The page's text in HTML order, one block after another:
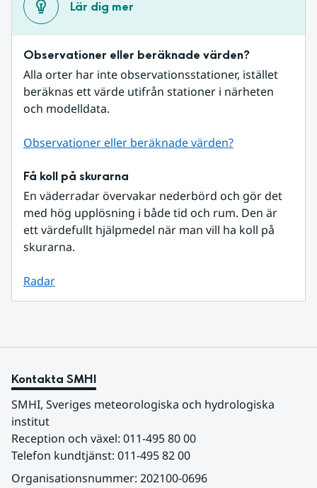
Lär dig mer
Observationer eller beräknade värden?
Alla orter har inte observationsstationer, istället
beräknas ett värde utifrån stationer i närheten
och modelldata.
Observationer eller beräknade värden?
Få koll på skurarna
En väderradar övervakar nederbörd och gör det
med hög upplösning i både tid och rum. Den är
ett värdefullt hjälpmedel när man vill ha koll på
skurarna.
Radar
Kontakta SMHI
SMHI, Sveriges meteorologiska och hydrologiska
institut
Reception och växel: 011-495 80 00
Telefon kundtjänst: 011-495 82 00
Organisationsnummer: 202100-0696